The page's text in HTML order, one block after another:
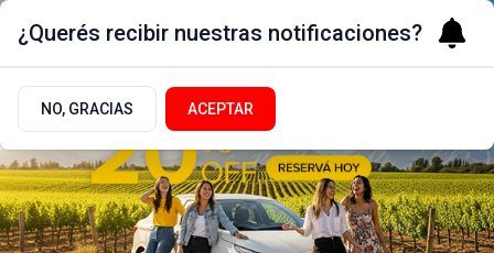
¿Querés recibir nuestras notificaciones?
NO, GRACIAS ACEPTAR